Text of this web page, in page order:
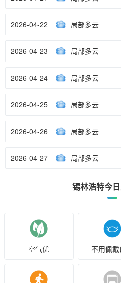
2026-04-22 局部多云
2026-04-23 局部多云
2026-04-24 局部多云
2026-04-25 局部多云
2026-04-26 局部多云
2026-04-27 局部多云
锡林浩特今
空气优 不用佩